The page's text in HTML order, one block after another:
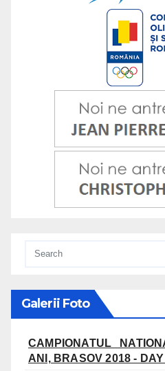
Galerii Foto
CAMPIONATUL
ANI, BRASOV 2018 -